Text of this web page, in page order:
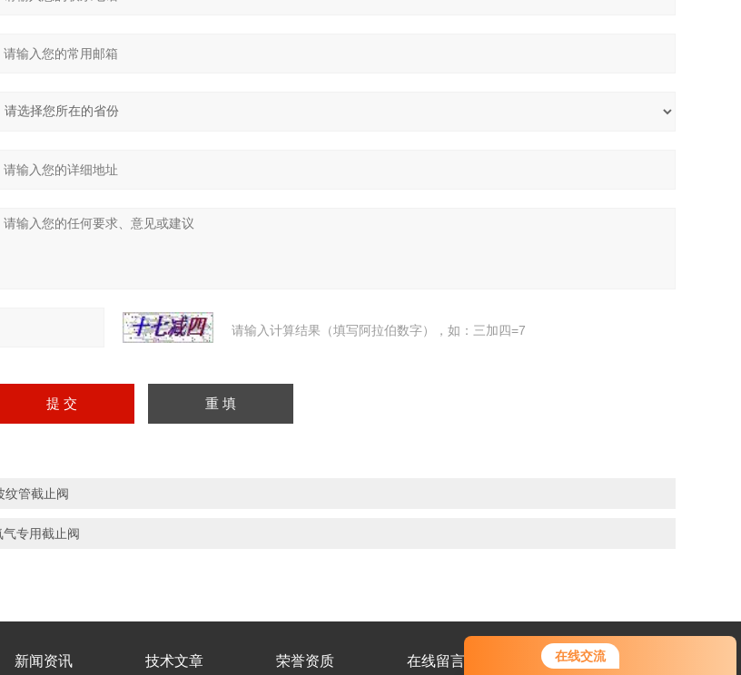
在线交流
请输入计算结果（填写阿拉伯数字），如：三加四=7
纹管截止阀
专用截止阀
新闻资讯 技术文章 荣誉资质 在线留言 联系我们